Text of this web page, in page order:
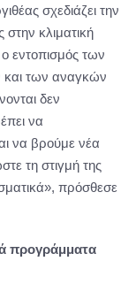
σχεδιάζει την
κλιματική
ο εντοπισμός των
και των αναγκών
δεν
να
να βρούμε νέα
τη στιγμή της
πρόσθεσε
προγράμματα